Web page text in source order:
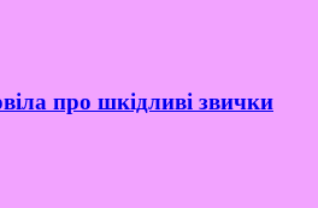
про шкідливі звички